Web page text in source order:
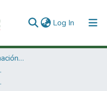
Log In (current)
3. Recursos de Información Científica y Tecnológica
de CTeI